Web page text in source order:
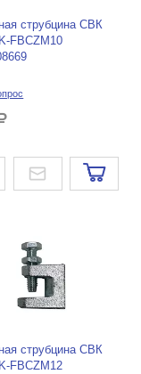
струбцина СВК
FBCZM10
струбцина СВК
FBCZM12